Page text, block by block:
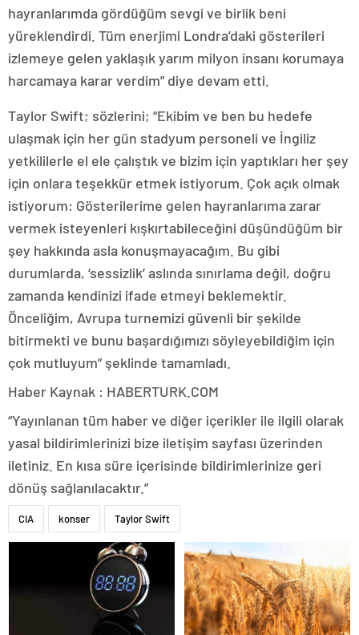
hayranlarımda gördüğüm sevgi ve birlik beni
yüreklendirdi. Tüm enerjimi Londra’daki gösterileri
izlemeye gelen yaklaşık yarım milyon insanı korumaya
harcamaya karar verdim” diye devam etti.
Taylor Swift; sözlerini; “Ekibim ve ben bu hedefe
ulaşmak için her gün stadyum personeli ve İngiliz
yetkililerle el ele çalıştık ve bizim için yaptıkları her şey
için onlara teşekkür etmek istiyorum. Çok açık olmak
istiyorum: Gösterilerime gelen hayranlarıma zarar
vermek isteyenleri kışkırtabileceğini düşündüğüm bir
şey hakkında asla konuşmayacağım. Bu gibi
durumlarda, ‘sessizlik’ aslında sınırlama değil, doğru
zamanda kendinizi ifade etmeyi beklemektir.
Önceliğim, Avrupa turnemizi güvenli bir şekilde
bitirmekti ve bunu başardığımızı söyleyebildiğim için
çok mutluyum” şeklinde tamamladı.
Haber Kaynak : HABERTURK.COM
“Yayınlanan tüm haber ve diğer içerikler ile ilgili olarak
yasal bildirimlerinizi bize iletişim sayfası üzerinden
iletiniz. En kısa süre içerisinde bildirimlerinize geri
dönüş sağlanılacaktır.”
CIA konser Taylor Swift